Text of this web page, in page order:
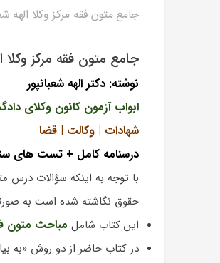
جامع متون فقه مرکز وکلا الهه
جامع متون فقه مرکز وکلا
نوشته: دکتر الهه شعبانپور
ابواب آزمون کانون وکلای
شهادات | وکالت | قضا
درسنامه کامل + تست های
با توجه به اینکه سؤالات درس
حقوق نگاشته شده است به
این کتاب شامل مباحث متون
در کتاب حاضر از دو روش «به